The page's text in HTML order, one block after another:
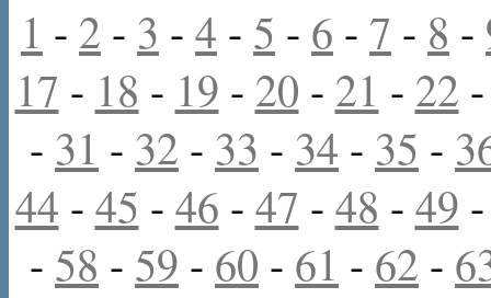
1 - 2 - 3 - 4 - 5 - 6 - 7 - 8 -
17 - 18 - 19 - 20 - 21 - 22
- 31 - 32 - 33 - 34 - 35 -
44 - 45 - 46 - 47 - 48 - 49
- 58 - 59 - 60 - 61 - 62 -